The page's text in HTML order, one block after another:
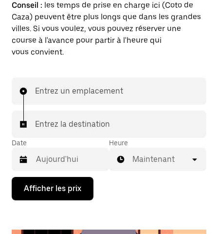
Conseil : les temps de prise en charge ici (Coto de
Caza) peuvent être plus longs que dans les grandes
villes. Si vous voulez, vous pouvez réserver une
course à l'avance pour partir à l'heure qui
vous convient.
Entrez un emplacement
Entrez la destination
Date
Appuyez
la
Heure
Maintenant
Afficher les prix